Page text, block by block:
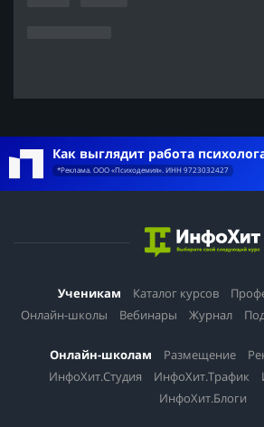
Как выглядит работа
*Реклама. ООО «Психодемия». ИНН 9723032427
Ученикам Каталог курсов
Онлайн-школы
Вебинары Журнал
Онлайн-школам Размещение
ИнфоХит.Студия
ИнфоХит.Трафик
ИнфоХит.Блоги